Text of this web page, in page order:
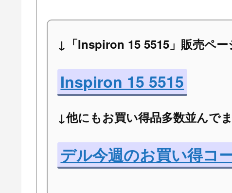
↓「Inspiron 15 5515」販売ペー
Inspiron 15 5515
↓他にもお買い得品多数並んで
デル今週のお買い得コ